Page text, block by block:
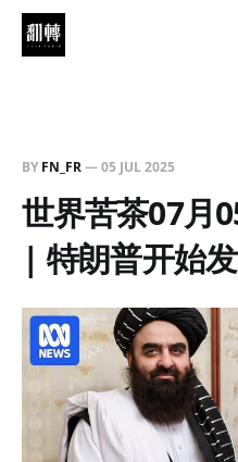
BY FN_FR—05 JUL 2025
世界苦茶07月
| 特朗普开始